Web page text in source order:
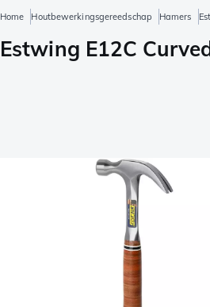
Home Houtbewerkingsgereedschap Hamers
Estwing E12C